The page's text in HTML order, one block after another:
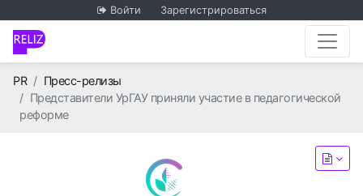
Войти Зарегистрироваться
PRГлавная
Пресс-релизы
Представители УрГАУ приняли участие в педагогической
реформе
ФГБОУ ВО Уральский